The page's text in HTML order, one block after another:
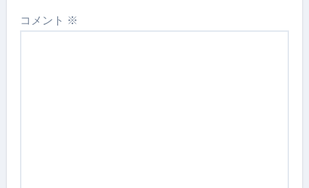
コメント ※